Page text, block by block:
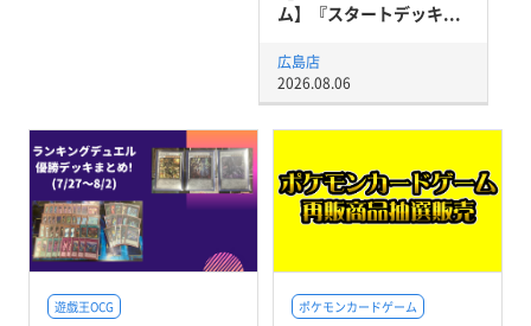
ム】『スタートデッキ...
広島店
2026.08.06
ポケモンカードゲーム
遊戯王OCG